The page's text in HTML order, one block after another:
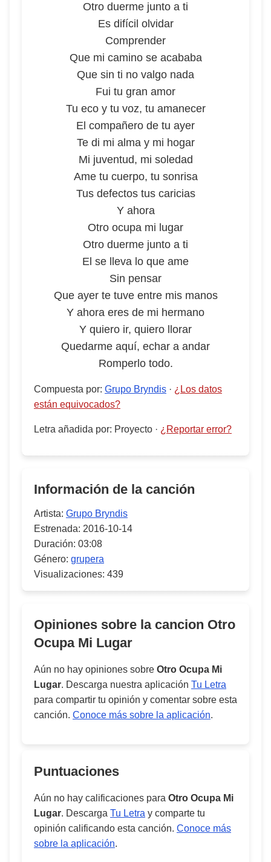
Otro duerme junto a ti
Es difícil olvidar
Comprender
Que mi camino se acababa
Que sin ti no valgo nada
Fui tu gran amor
Tu eco y tu voz, tu amanecer
El compañero de tu ayer
Te di mi alma y mi hogar
Mi juventud, mi soledad
Ame tu cuerpo, tu sonrisa
Tus defectos tus caricias
Y ahora
Otro ocupa mi lugar
Otro duerme junto a ti
El se lleva lo que ame
Sin pensar
Que ayer te tuve entre mis manos
Y ahora eres de mi hermano
Y quiero ir, quiero llorar
Quedarme aquí, echar a andar
Romperlo todo.
Compuesta por: Grupo Bryndis · ¿Los datos
están equivocados?
Letra añadida por: Proyecto · ¿Reportar error?
Información de la canción
Artista: Grupo Bryndis
Estrenada: 2016-10-14
Duración: 03:08
Género: grupera
Visualizaciones: 439
Opiniones sobre la cancion Otro
Ocupa Mi Lugar
Aún no hay opiniones sobre Otro Ocupa Mi
Lugar. Descarga nuestra aplicación Tu Letra
para compartir tu opinión y comentar sobre esta
canción. Conoce más sobre la aplicación.
Puntuaciones
Aún no hay calificaciones para Otro Ocupa Mi
Lugar. Descarga Tu Letra y comparte tu
opinión calificando esta canción. Conoce más
sobre la aplicación.